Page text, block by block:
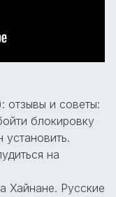
отзывы и советы:
блокировку
на
Хайнане. Русские